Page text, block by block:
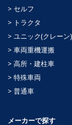
> セルフ
> トラクタ
> ユニック(クレーン)
> 車両重機運搬
> 高所・建柱車
> 特殊車両
> 普通車
メーカーで探す